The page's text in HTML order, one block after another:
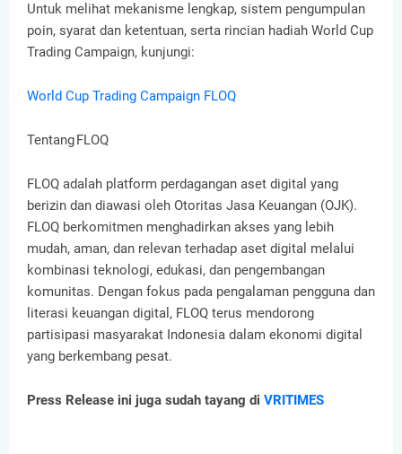
Untuk melihat mekanisme lengkap, sistem pengumpulan
poin, syarat dan ketentuan, serta rincian hadiah World Cup
Trading Campaign, kunjungi:
World Cup Trading Campaign FLOQ
Tentang FLOQ
FLOQ adalah platform perdagangan aset digital yang
berizin dan diawasi oleh Otoritas Jasa Keuangan (OJK).
FLOQ berkomitmen menghadirkan akses yang lebih
mudah, aman, dan relevan terhadap aset digital melalui
kombinasi teknologi, edukasi, dan pengembangan
komunitas. Dengan fokus pada pengalaman pengguna dan
literasi keuangan digital, FLOQ terus mendorong
partisipasi masyarakat Indonesia dalam ekonomi digital
yang berkembang pesat.
Press Release ini juga sudah tayang di VRITIMES